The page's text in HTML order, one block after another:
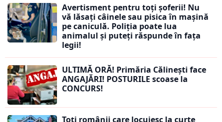
Avertisment pentru toți șoferii! Nu
vă lăsați câinele sau pisica în mașină
pe caniculă. Poliția poate lua
animalul și puteți răspunde în fața
legii!
ULTIMĂ ORĂ! Primăria Călinești face
ANGAJĂRI! POSTURILE scoase la
CONCURS!
Toți românii care locuiesc la curte